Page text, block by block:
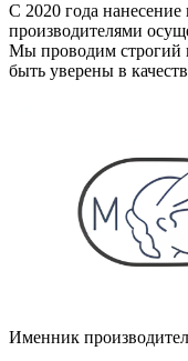
С 2020 года
производителями
Мы проводим строгий
быть уверены в
Именник